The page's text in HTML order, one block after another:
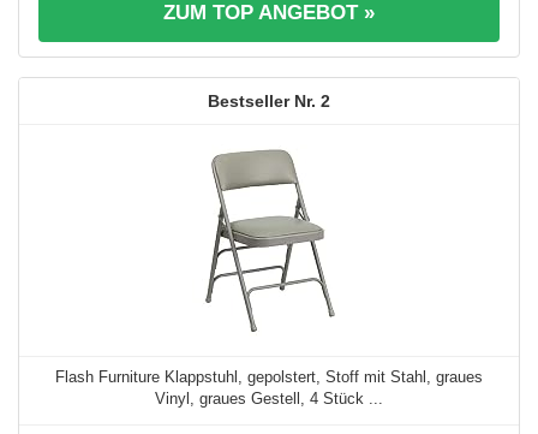
ZUM TOP ANGEBOT »
2
Flash Furniture Klappstuhl, gepolstert, Stoff mit Stahl, graues
Vinyl, graues Gestell, 4 Stück ...